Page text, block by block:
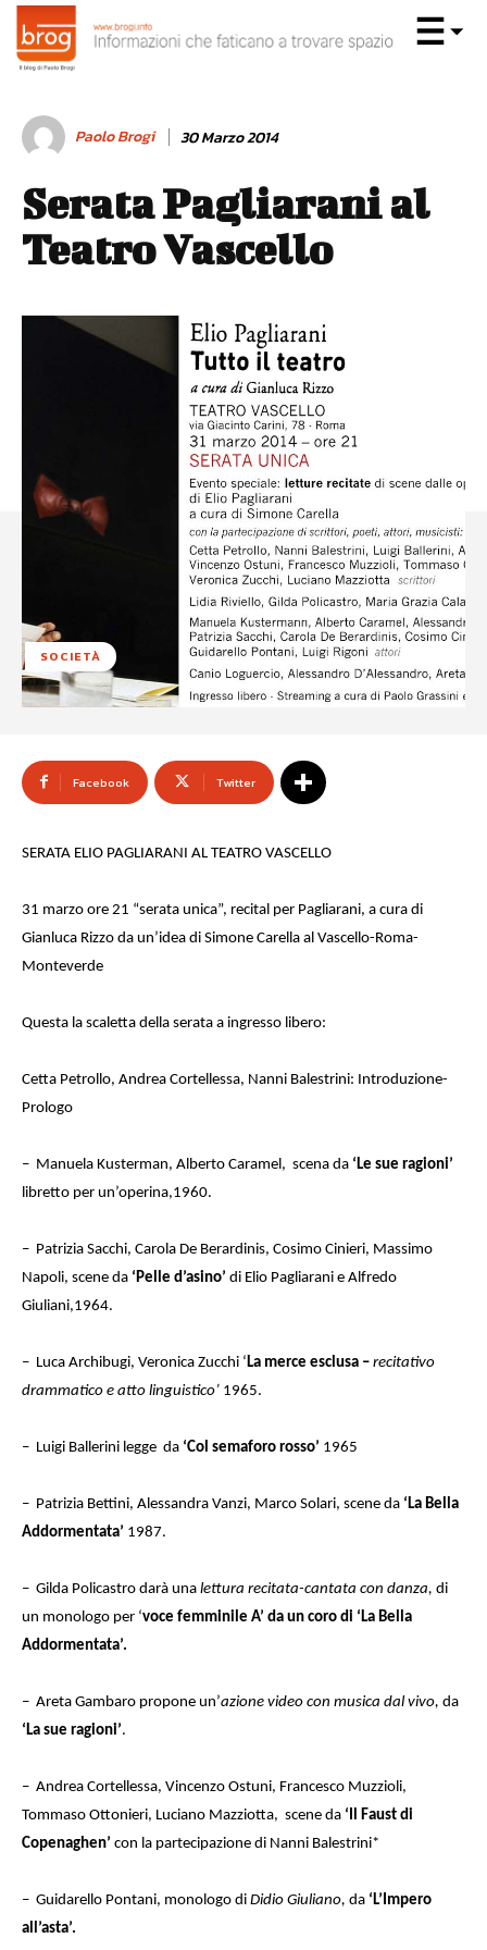
Paolo Brogi 30 Marzo 2014
Serata Pagliarani al
Teatro Vascello
SOCIETÀ
Facebook Twitter
SERATA ELIO PAGLIARANI AL TEATRO VASCELLO
31 marzo ore 21 “serata unica”, recital per Pagliarani, a cura di
Gianluca Rizzo da un’idea di Simone Carella al Vascello-Roma-
Monteverde
Questa la scaletta della serata a ingresso libero:
Cetta Petrollo, Andrea Cortellessa, Nanni Balestrini: Introduzione-
Prologo
– Manuela Kusterman, Alberto Caramel, scena da ‘Le sue ragioni’
libretto per un’operina,1960.
– Patrizia Sacchi, Carola De Berardinis, Cosimo Cinieri, Massimo
Napoli, scene da ‘Pelle d’asino’ di Elio Pagliarani e Alfredo
Giuliani,1964.
– Luca Archibugi, Veronica Zucchi ‘La merce esclusa – recitativo
drammatico e atto linguistico’ 1965.
– Luigi Ballerini legge da ‘Col semaforo rosso’ 1965
– Patrizia Bettini, Alessandra Vanzi, Marco Solari, scene da ‘La Bella
Addormentata’ 1987.
– Gilda Policastro darà una lettura recitata-cantata con danza, di
un monologo per ‘voce femminile A’ da un coro di ‘La Bella
Addormentata’.
– Areta Gambaro propone un’azione video con musica dal vivo, da
‘La sue ragioni’.
– Andrea Cortellessa, Vincenzo Ostuni, Francesco Muzzioli,
Tommaso Ottonieri, Luciano Mazziotta, scene da ‘Il Faust di
Copenaghen’ con la partecipazione di Nanni Balestrini*
– Guidarello Pontani, monologo di Didio Giuliano, da ‘L’Impero
all’asta’.